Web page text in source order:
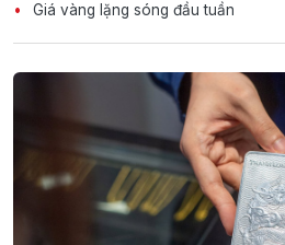
Giá vàng lặng sóng đầu tuần